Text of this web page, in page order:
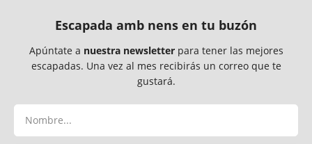
Escapada amb nens en tu buzón
Apúntate a nuestra newsletterpara tener las mejores
escapadas. Una vez al mes recibirás un correo que te
gustará.